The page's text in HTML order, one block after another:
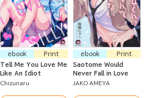
ebook
Print
Tell Me You Love Me
Like An Idiot
Chizunaru
ebook
Print
Saotome Would
Never Fall in Love
JAKO AMEYA